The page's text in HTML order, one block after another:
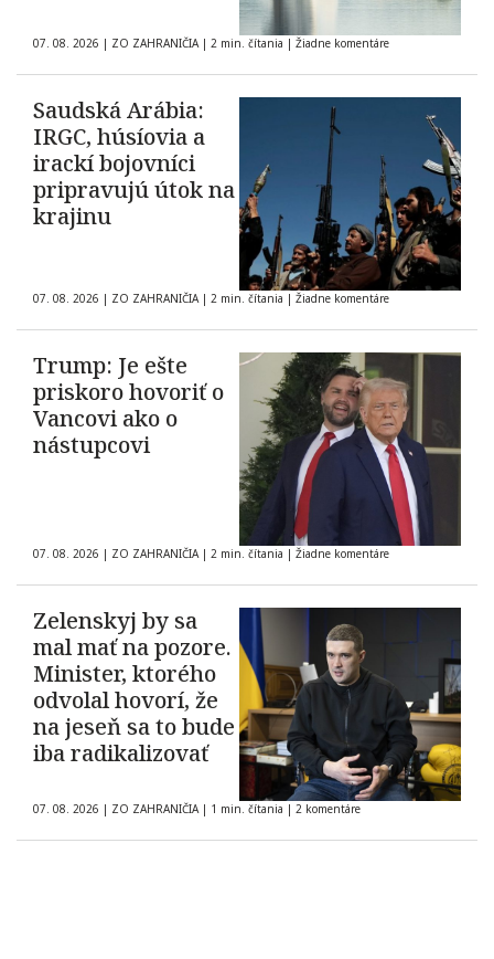
07. 08. 2026 | ZO ZAHRANIČIA | 2 min. čítania | Žiadne komentáre
Saudská Arábia:
IRGC, húsíovia a
irackí bojovníci
pripravujú útok na
krajinu
07. 08. 2026 | ZO ZAHRANIČIA | 2 min. čítania | Žiadne komentáre
Trump: Je ešte
priskoro hovoriť o
Vancovi ako o
nástupcovi
07. 08. 2026 | ZO ZAHRANIČIA | 2 min. čítania | Žiadne komentáre
Zelenskyj by sa
mal mať na pozore.
Minister, ktorého
odvolal hovorí, že
na jeseň sa to bude
iba radikalizovať
07. 08. 2026 | ZO ZAHRANIČIA | 1 min. čítania | 2 komentáre